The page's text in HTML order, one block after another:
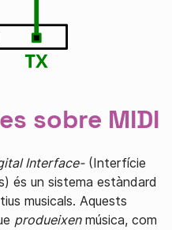
sobre MIDI
Interface-(Interfície
és un sistema estàndard
musicals. Aquests
produeixenmúsica, com